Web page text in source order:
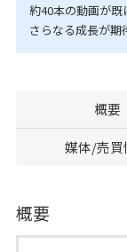
約40本の動画が
さらなる成長が期
概要
媒体/売買
概要